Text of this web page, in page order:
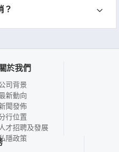
？
於我們
司背景
新動向
聞發佈
行位置
人才招聘及發展
隱政策